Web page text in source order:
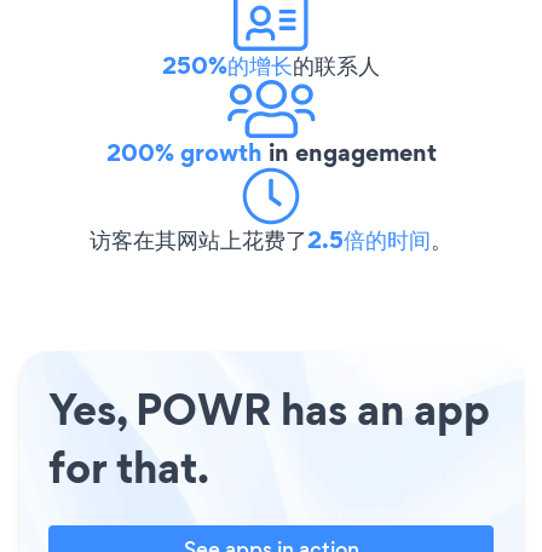
250%的增长的联系人
200% growth in engagement
访客在其网站上花费了2.5倍的时间。
Yes, POWR has an app
for that.